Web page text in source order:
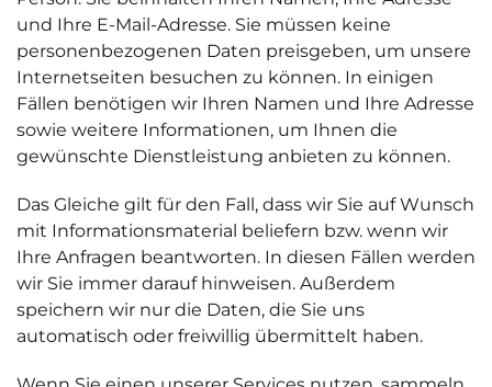
und Ihre E-Mail-Adresse. Sie müssen keine
personenbezogenen Daten preisgeben, um unsere
Internetseiten besuchen zu können. In einigen
Fällen benötigen wir Ihren Namen und Ihre Adresse
sowie weitere Informationen, um Ihnen die
gewünschte Dienstleistung anbieten zu können.
Das Gleiche gilt für den Fall, dass wir Sie auf Wunsch
mit Informationsmaterial beliefern bzw. wenn wir
Ihre Anfragen beantworten. In diesen Fällen werden
wir Sie immer darauf hinweisen. Außerdem
speichern wir nur die Daten, die Sie uns
automatisch oder freiwillig übermittelt haben.